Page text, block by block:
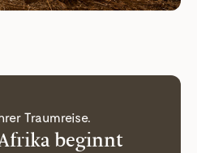
Traumreise.
beginnt